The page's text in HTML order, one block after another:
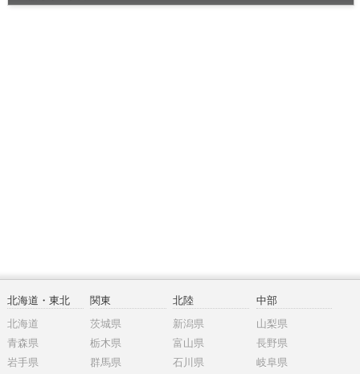
北海道・東北
北海道
青森県
岩手県
関東
茨城県
栃木県
群馬県
北陸
新潟県
富山県
石川県
中部
山梨県
長野県
岐阜県